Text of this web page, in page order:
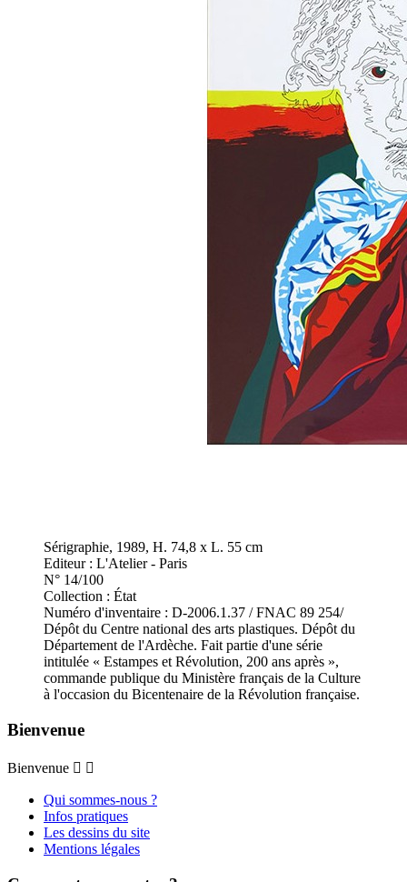
Sérigraphie, 1989, H. 74,8 x L. 55 cm
Editeur : L'Atelier - Paris
N° 14/100
Collection : État
Numéro d'inventaire : D-2006.1.37 / FNAC 89 254/
Dépôt du Centre national des arts plastiques. Dépôt du
Département de l'Ardèche. Fait partie d'une série
intitulée « Estampes et Révolution, 200 ans après »,
commande publique du Ministère français de la Culture
à l'occasion du Bicentenaire de la Révolution française.
Bienvenue
Bienvenue  
Qui sommes-nous ?
Infos pratiques
Les dessins du site
Mentions légales